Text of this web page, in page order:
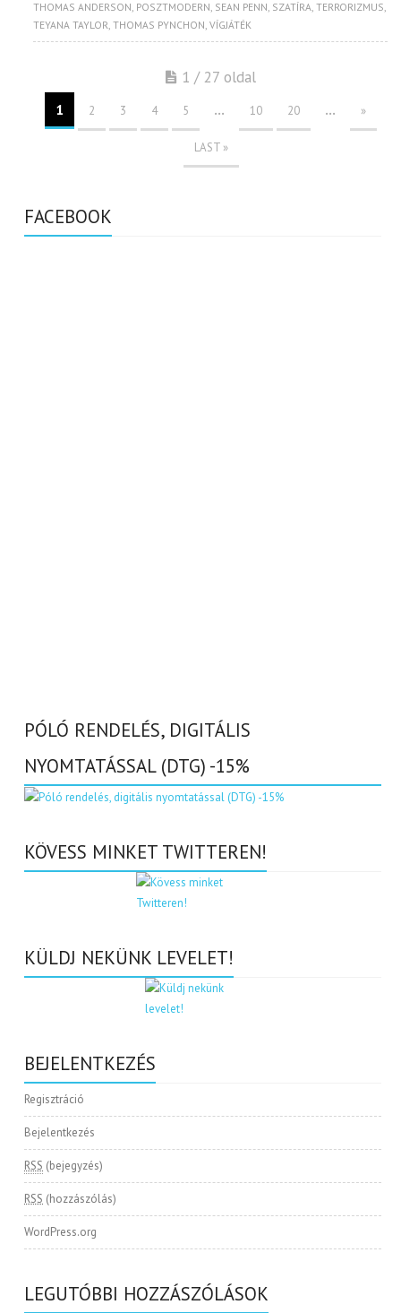
THOMAS ANDERSON, POSZTMODERN, SEAN PENN, SZATÍRA,TERRORIZMUS,
TEYANA TAYLOR,THOMAS PYNCHON,VÍGJÁTÉK
1 / 27 oldal
1 2 3 4 5 ... 10 20 ... »
LAST »
FACEBOOK
PÓLÓ RENDELÉS, DIGITÁLIS
NYOMTATÁSSAL (DTG) -15%
KÖVESS MINKET TWITTEREN!
KÜLDJ NEKÜNK LEVELET!
BEJELENTKEZÉS
Regisztráció
Bejelentkezés
RSS (bejegyzés)
RSS (hozzászólás)
WordPress.org
LEGUTÓBBI HOZZÁSZÓLÁSOK